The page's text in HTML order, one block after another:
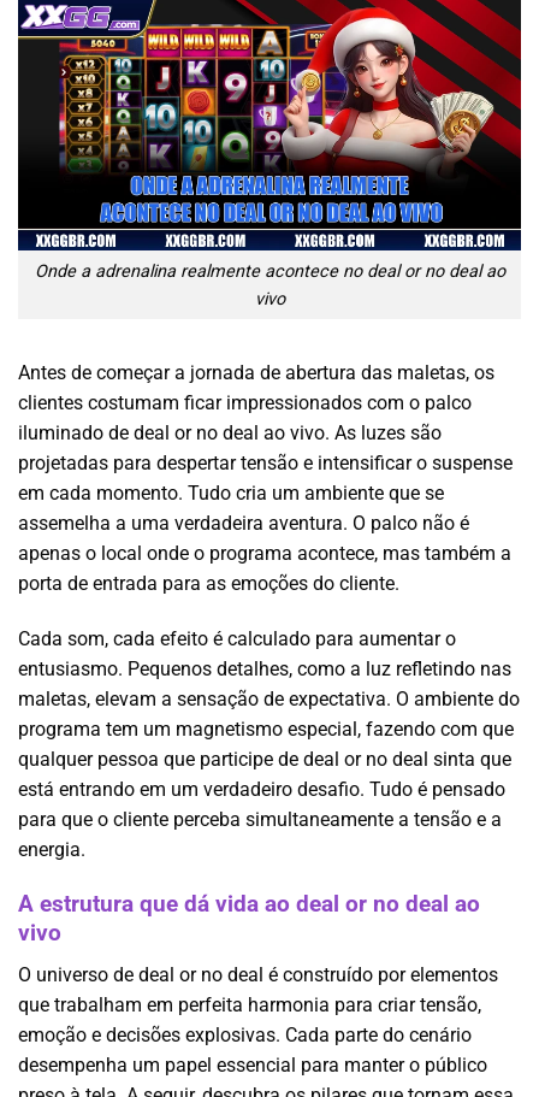
Onde a adrenalina realmente acontece no deal or no deal ao
vivo
Antes de começar a jornada de abertura das maletas, os
clientes costumam ficar impressionados com o palco
iluminado de deal or no deal ao vivo. As luzes são
projetadas para despertar tensão e intensificar o suspense
em cada momento. Tudo cria um ambiente que se
assemelha a uma verdadeira aventura. O palco não é
apenas o local onde o programa acontece, mas também a
porta de entrada para as emoções do cliente.
Cada som, cada efeito é calculado para aumentar o
entusiasmo. Pequenos detalhes, como a luz refletindo nas
maletas, elevam a sensação de expectativa. O ambiente do
programa tem um magnetismo especial, fazendo com que
qualquer pessoa que participe de deal or no deal sinta que
está entrando em um verdadeiro desafio. Tudo é pensado
para que o cliente perceba simultaneamente a tensão e a
energia.
A estrutura que dá vida ao deal or no deal ao
vivo
O universo de deal or no deal é construído por elementos
que trabalham em perfeita harmonia para criar tensão,
emoção e decisões explosivas. Cada parte do cenário
desempenha um papel essencial para manter o público